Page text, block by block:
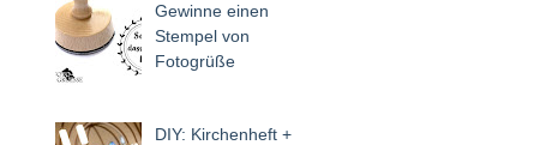
Gewinne einen
Stempel von
Fotogrüße
DIY: Kirchenheft +